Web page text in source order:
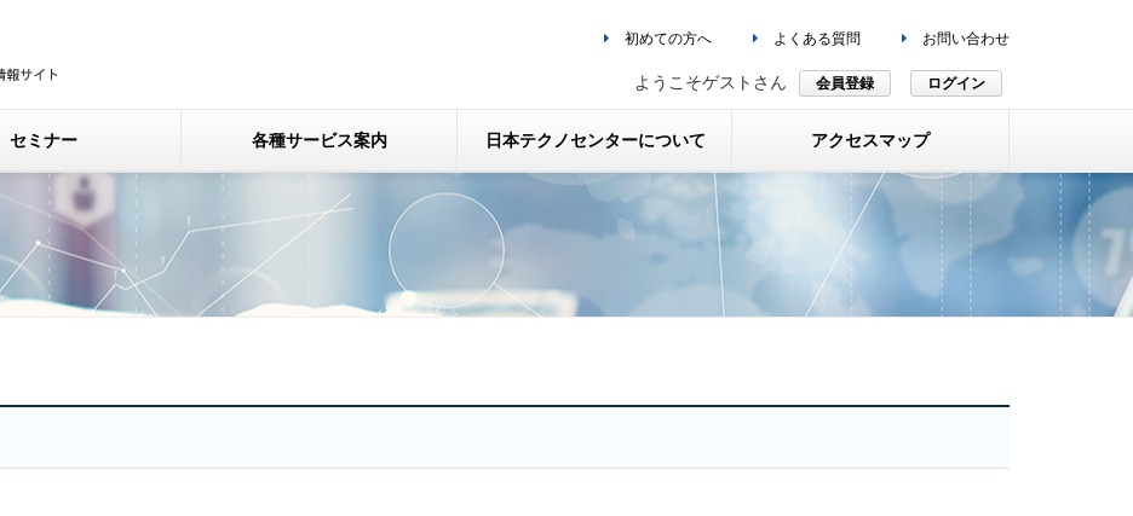
初めての方へ よくある質問 お問い合わせ
ようこそゲストさん 会員登録 ログイン
セミナー 各種サービス案内 日本テクノセンターについて アクセスマップ